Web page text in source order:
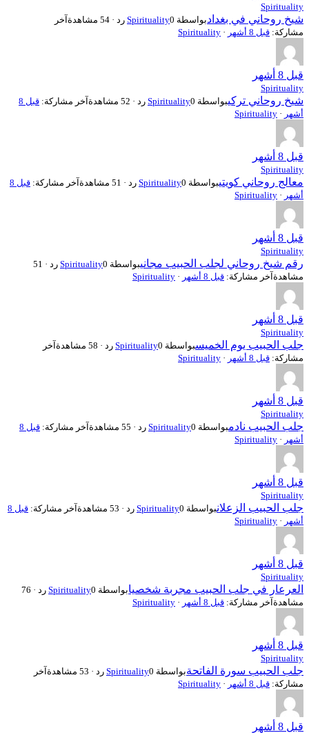
Spirituality
شيخ روحاني في بغدادبواسطة Spirituality0 رد · 54 مشاهدة
آخر
مشاركة: قبل 8 أشهر ·
Spirituality
قبل 8 أشهر
Spirituality
شيخ روحاني تركيبواسطة Spirituality0 رد · 52 مشاهدة آخر مشاركة:
قبل 8
أشهر ·
Spirituality
قبل 8 أشهر
Spirituality
معالج روحاني كويتيبواسطة Spirituality0 رد · 51 مشاهدة آخر مشاركة:
قبل 8
أشهر ·
Spirituality
قبل 8 أشهر
Spirituality
رقم شيخ روحاني لجلب الحبيب مجانيبواسطة Spirituality
0 رد · 51
مشاهدة آخر مشاركة: قبل 8 أشهر ·
Spirituality
قبل 8 أشهر
Spirituality
جلب الحبيب يوم الخميسبواسطة Spirituality0 رد · 58 مشاهدة
آخر
مشاركة: قبل 8 أشهر ·
Spirituality
قبل 8 أشهر
Spirituality
جلب الحبيب نادمبواسطة Spirituality0 رد · 55 مشاهدة آخر مشاركة:
قبل 8
أشهر ·
Spirituality
قبل 8 أشهر
Spirituality
جلب الحبيب الزعلانبواسطة Spirituality0 رد · 53 مشاهدة آخر مشاركة:
قبل 8
أشهر ·
Spirituality
قبل 8 أشهر
Spirituality
العرعار في جلب الحبيب مجربة شخصيابواسطة Spirituality
0 رد · 76
مشاهدة آخر مشاركة: قبل 8 أشهر ·
Spirituality
قبل 8 أشهر
Spirituality
جلب الحبيب سورة الفاتحةبواسطة Spirituality0 رد · 53 مشاهدة
آخر
مشاركة: قبل 8 أشهر ·
Spirituality
قبل 8 أشهر